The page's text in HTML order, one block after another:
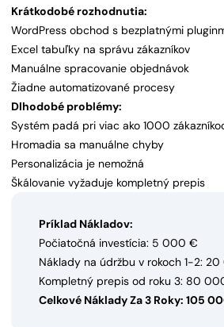
Krátkodobé rozhodnutia:
WordPress obchod s bezplatnými
Excel tabuľky na správu zákazníkov
Manuálne spracovanie objednávok
Žiadne automatizované procesy
Dlhodobé problémy:
Systém padá pri viac ako 1000
Hromadia sa manuálne chyby
Personalizácia je nemožná
Škálovanie vyžaduje kompletný prepis
Príklad Nákladov:
Počiatočná investícia: 5 000 €
Náklady na údržbu v rokoch 1-2:
Kompletný prepis od roku 3: 80
Celkové Náklady Za 3 Roky: 105